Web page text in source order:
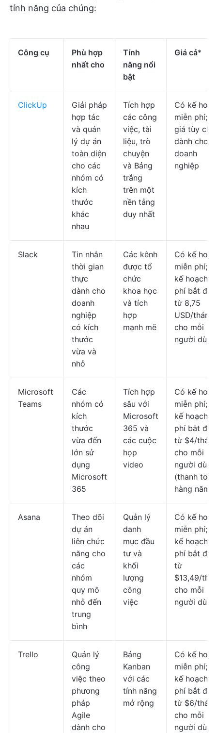
tính năng của chúng:
Công cụ
Phù hợp
nhất cho
Tính
năng nổi
bật
Giá cả*
ClickUp
Giải pháp
hợp tác
và quản
lý dự án
toàn diện
cho các
nhóm có
kích
thước
khác
nhau
Tích hợp
các công
việc, tài
liệu, trò
chuyện
và Bảng
trắng
trên một
nền tảng
duy nhất
Có kế
miễn phí;
giá tùy
dành cho
doanh
nghiệp
Slack
Tin nhắn
thời gian
thực
dành cho
doanh
nghiệp
có kích
thước
vừa và
nhỏ
Các kênh
được tổ
chức
khoa học
và tích
hợp
mạnh mẽ
Có kế
miễn phí;
kế hoạch
phí bắt đầu
từ 8,75
USD/tháng
cho mỗi
người dùng
Microsoft
Teams
Các
nhóm có
kích
thước
vừa đến
lớn sử
dụng
Microsoft
365
Tích hợp
sâu với
Microsoft
365 và
các cuộc
họp
video
Có kế
miễn phí;
kế hoạch
phí bắt đầu
từ $4/
cho mỗi
người dùng
(thanh toán
hàng năm)
Asana
Theo dõi
dự án
liên chức
năng cho
các
nhóm
quy mô
nhỏ đến
trung
bình
Quản lý
danh
mục đầu
tư và
khối
lượng
công
việc
Có kế
miễn phí;
kế hoạch
phí bắt đầu
từ
$13,49/
cho mỗi
người dùng
Trello
Quản lý
công
việc theo
phương
pháp
Agile
dành cho
Bảng
Kanban
với các
tính năng
mở rộng
Có kế
miễn phí;
kế hoạch
phí bắt đầu
từ $6/
cho mỗi
người dùng